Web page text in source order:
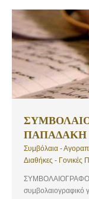
ΠΑΠΑΔΑΚΗ
Συμβόλαια -
Διαθήκες - Γονικές
συμβολαιογραφικό